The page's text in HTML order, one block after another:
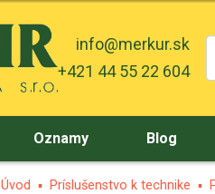
info@merkur.sk
+421 44 55 22 604
Oznamy Blog
Úvod Príslušenstvo k technike